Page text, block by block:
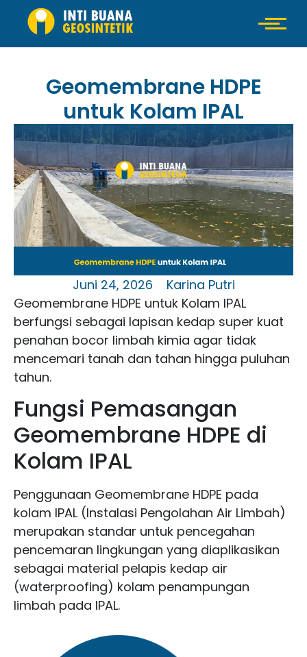
Geomembrane HDPE
untuk Kolam IPAL
Juni 24, 2026
Karina Putri
Geomembrane HDPE untuk Kolam IPAL
berfungsi sebagai lapisan kedap super kuat
penahan bocor limbah kimia agar tidak
mencemari tanah dan tahan hingga puluhan
tahun.
Fungsi Pemasangan
Geomembrane HDPE di
Kolam IPAL
Penggunaan Geomembrane HDPE pada
kolam IPAL (Instalasi Pengolahan Air Limbah)
merupakan standar untuk pencegahan
pencemaran lingkungan yang diaplikasikan
sebagai material pelapis kedap air
(waterproofing) kolam penampungan
limbah pada IPAL.